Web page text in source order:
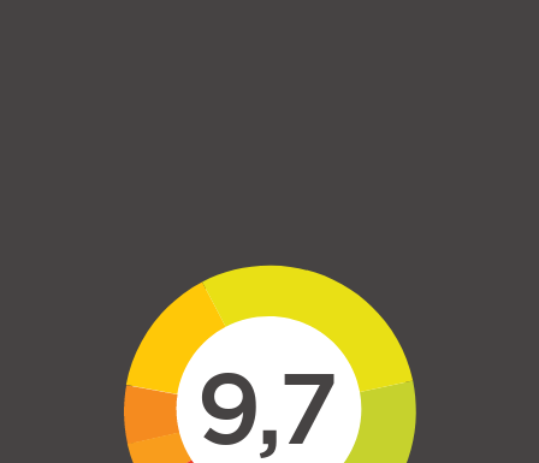
9,7